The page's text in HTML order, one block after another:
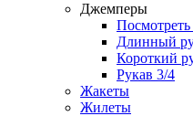
Джемперы
Посмотреть
Длинный
Короткий
Рукав 3/4
Жакеты
Жилеты